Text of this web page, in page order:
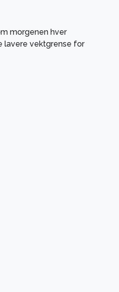
morgenen hver
lavere vektgrense for